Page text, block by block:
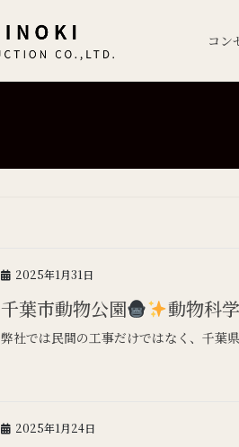
コン
2025年1月31日
千葉市動物公園 動物科
弊社では民間の工事だけではなく、千葉
2025年1月24日